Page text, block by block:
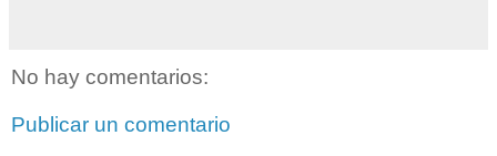
No hay comentarios:
Publicar un comentario